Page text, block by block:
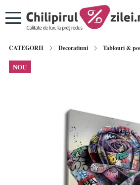
CATEGORII Decoratiuni Tablouri &
NOU